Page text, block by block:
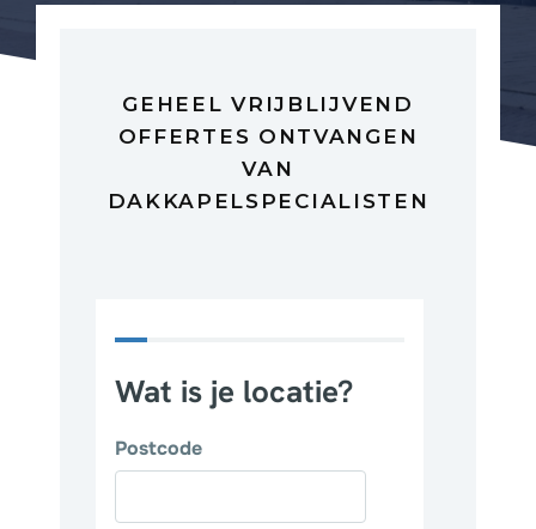
GEHEEL VRIJBLIJVEND
OFFERTES ONTVANGEN
VAN
DAKKAPELSPECIALISTEN